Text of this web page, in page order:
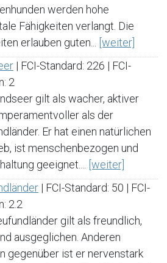
werden hohe
Fähigkeiten verlangt. Die
erlauben guten...
[weiter]
| FCI-Standard: 226 | FCI-
2
gilt als wacher, aktiver
als der
Er hat einen natürlichen
ist menschenbezogen und
geeignet....
[weiter]
| FCI-Standard: 50 | FCI-
2.2
gilt als freundlich,
ausgeglichen. Anderen
gegenüber ist er nervenstark